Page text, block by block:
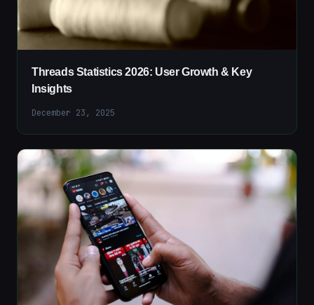
Threads Statistics 2026: User Growth & Key
Insights
December 23, 2025